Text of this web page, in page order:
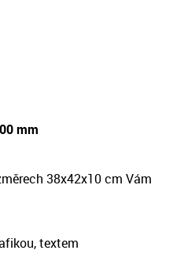
mm
38x42x10 cm Vám
textem